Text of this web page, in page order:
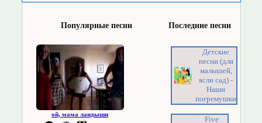
Популярные песни
ой, мама ландыши
Последние песни
Детские
песни (для
малышей,
ясли сад) -
Наши
погремушки
Five